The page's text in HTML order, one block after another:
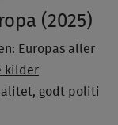
(2025)
Europas aller
kilder
godt politi